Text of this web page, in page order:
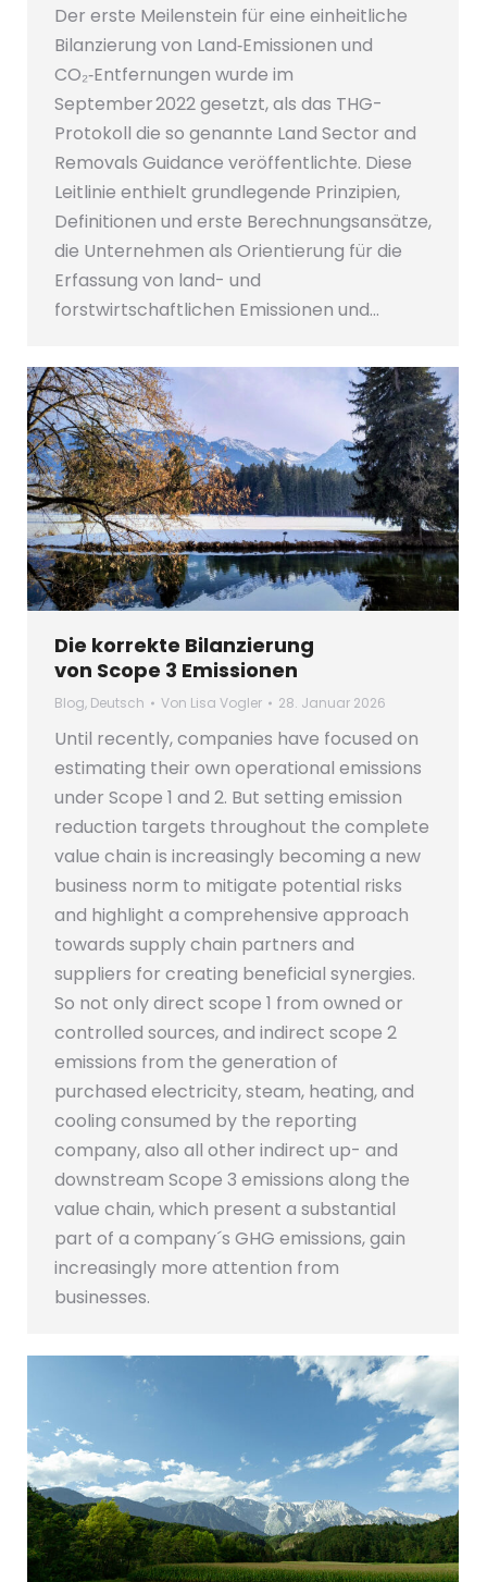
Der erste Meilenstein für eine einheitliche
Bilanzierung von Land‑Emissionen und
CO₂‑Entfernungen wurde im
September 2022 gesetzt, als das THG-
Protokoll die so genannte Land Sector and
Removals Guidance veröffentlichte. Diese
Leitlinie enthielt grundlegende Prinzipien,
Definitionen und erste Berechnungsansätze,
die Unternehmen als Orientierung für die
Erfassung von land- und
forstwirtschaftlichen Emissionen und…
Die korrekte Bilanzierung
von Scope 3 Emissionen
Blog, Deutsch Von Lisa Vogler 28. Januar 2026
Until recently, companies have focused on
estimating their own operational emissions
under Scope 1 and 2. But setting emission
reduction targets throughout the complete
value chain is increasingly becoming a new
business norm to mitigate potential risks
and highlight a comprehensive approach
towards supply chain partners and
suppliers for creating beneficial synergies.
So not only direct scope 1 from owned or
controlled sources, and indirect scope 2
emissions from the generation of
purchased electricity, steam, heating, and
cooling consumed by the reporting
company, also all other indirect up- and
downstream Scope 3 emissions along the
value chain, which present a substantial
part of a company´s GHG emissions, gain
increasingly more attention from
businesses.